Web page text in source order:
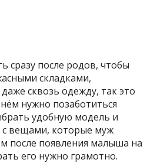
сразу после родов, чтобы
складками,
сквозь одежду, так это
нужно позаботиться
удобную модель и
с вещами, которые муж
после появления малыша на
его нужно грамотно.